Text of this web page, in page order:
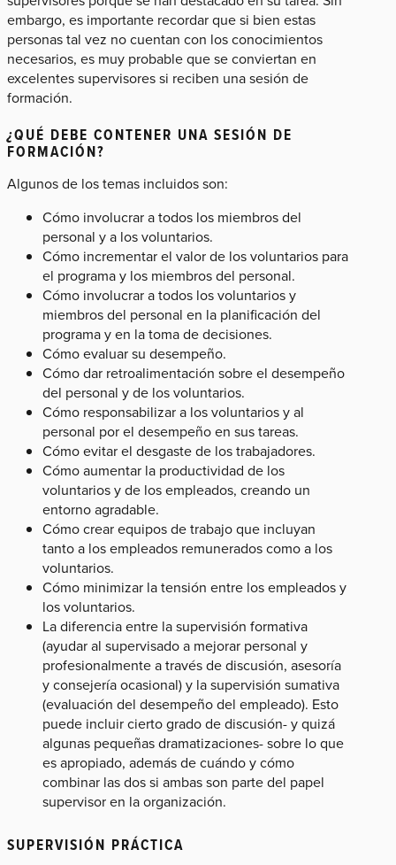
embargo, es importante recordar que si bien estas
personas tal vez no cuentan con los conocimientos
necesarios, es muy probable que se conviertan en
excelentes supervisores si reciben una sesión de
formación.
¿QUÉ DEBE CONTENER UNA SESIÓN DE
FORMACIÓN?
Algunos de los temas incluidos son:
Cómo involucrar a todos los miembros del
personal y a los voluntarios.
Cómo incrementar el valor de los voluntarios para
el programa y los miembros del personal.
Cómo involucrar a todos los voluntarios y
miembros del personal en la planificación del
programa y en la toma de decisiones.
Cómo evaluar su desempeño.
Cómo dar retroalimentación sobre el desempeño
del personal y de los voluntarios.
Cómo responsabilizar a los voluntarios y al
personal por el desempeño en sus tareas.
Cómo evitar el desgaste de los trabajadores.
Cómo aumentar la productividad de los
voluntarios y de los empleados, creando un
entorno agradable.
Cómo crear equipos de trabajo que incluyan
tanto a los empleados remunerados como a los
voluntarios.
Cómo minimizar la tensión entre los empleados y
los voluntarios.
La diferencia entre la supervisión formativa
(ayudar al supervisado a mejorar personal y
profesionalmente a través de discusión, asesoría
y consejería ocasional) y la supervisión sumativa
(evaluación del desempeño del empleado). Esto
puede incluir cierto grado de discusión- y quizá
algunas pequeñas dramatizaciones- sobre lo que
es apropiado, además de cuándo y cómo
combinar las dos si ambas son parte del papel
supervisor en la organización.
SUPERVISIÓN PRÁCTICA